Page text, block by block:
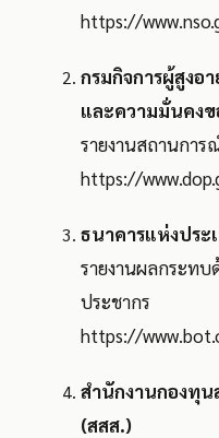
https://
กรมกิจการผู้สูงอ
และความมั่นคง
รายงานสถานกา
https://
ธนาคารแห่งปร
รายงานผลกระทบ
ประชากร
https://
สำนักงานกองทุน
(สสส.)